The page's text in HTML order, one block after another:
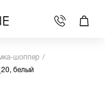
шоппер
белый